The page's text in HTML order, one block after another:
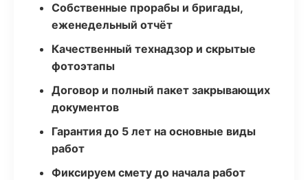
Собственные прорабы и бригады,
еженедельный отчёт
Качественный технадзор и скрытые
фотоэтапы
Договор и полный пакет закрывающих
документов
Гарантия до 5 лет на основные виды
работ
Фиксируем смету до начала работ